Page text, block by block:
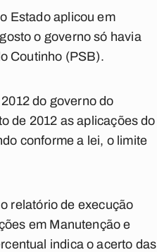
Estado aplicou em
o governo só havia
Coutinho (PSB).
do governo do
de 2012 as aplicações do
conforme a lei, o limite
relatório de execução
em Manutenção e
indica o acerto das